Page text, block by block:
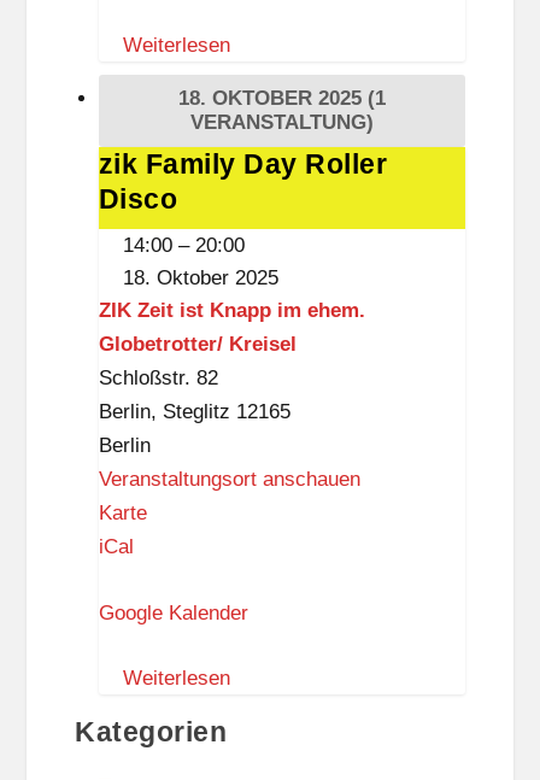
u
a
i
t
H
e
n
n
w
a
c
k
Weiterlesen
18. OKTOBER 2025 (1
VERANSTALTUNG)
zik
Family
Day
Disco
zik Family Day Roller
Disco
14:00 – 20:00
18. Oktober 2025
ZIK Zeit ist Knapp im ehem.
Globetrotter/ Kreisel
Schloßstr. 82
Berlin, Steglitz 12165
Berlin
Veranstaltungsort anschauen
KarteZ
Z
i
i
iCal
Google Kalender
Weiterlesen
Kategorien